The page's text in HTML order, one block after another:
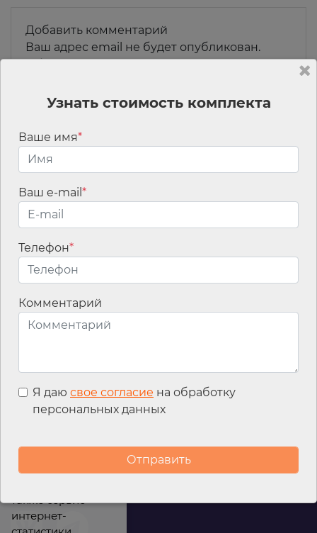
Добавить комментарий
Ваш адрес email не будет опубликован.
Обязательные поля помечены*
Имя*
Email*
Узнать стоимость комплекта
Ваше имя*
Ваш e-mail *
Телефон*
Комментарий
Я даю свое согласие на обработку
персональных данных
файлы cookies для
улучшения
также сервис
интернет-